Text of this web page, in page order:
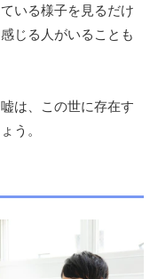
いる様子を見るだけ
じる人がいることも
は、この世に存在す
う。